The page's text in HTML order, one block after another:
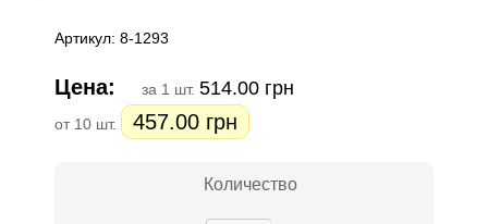
Артикул: 8-1293
Цена: за 1 шт. 514.00 грн
от 10 шт. 457.00 грн
Количество